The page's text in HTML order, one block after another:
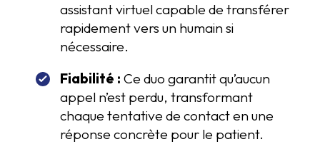
assistant virtuel capable de transférer
rapidement vers un humain si
nécessaire.
Fiabilité : Ce duo garantit qu’aucun
appel n’est perdu, transformant
chaque tentative de contact en une
réponse concrète pour le patient.